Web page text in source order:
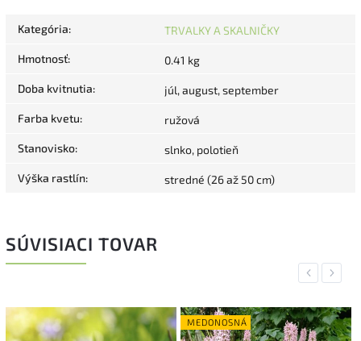
Kategória: TRVALKY A SKALNIČKY
Hmotnosť: 0.41 kg
Doba kvitnutia: júl, august, september
Farba kvetu: ružová
Stanovisko: slnko, polotieň
Výška rastlín: stredné (26 až 50 cm)
SÚVISIACI TOVAR
Previous
MEDONOSNÁ
Next